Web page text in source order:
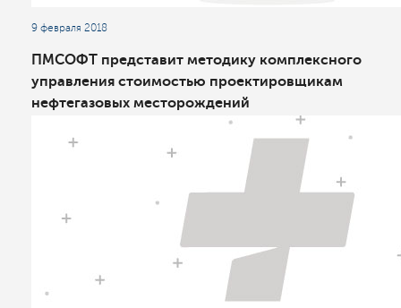
9 февраля 2018
ПМСОФТ представит методику комплексного
управления стоимостью проектировщикам
нефтегазовых месторождений